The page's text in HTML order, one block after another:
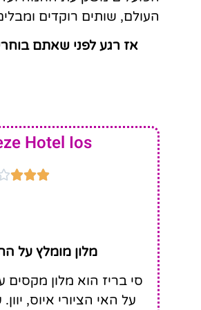
העולם, שותים רוקדים
אז רגע לפני שאתם
Hotel Ios



מלון מומלץ על
סי בריז הוא מלון
על האי הציורי איוס,